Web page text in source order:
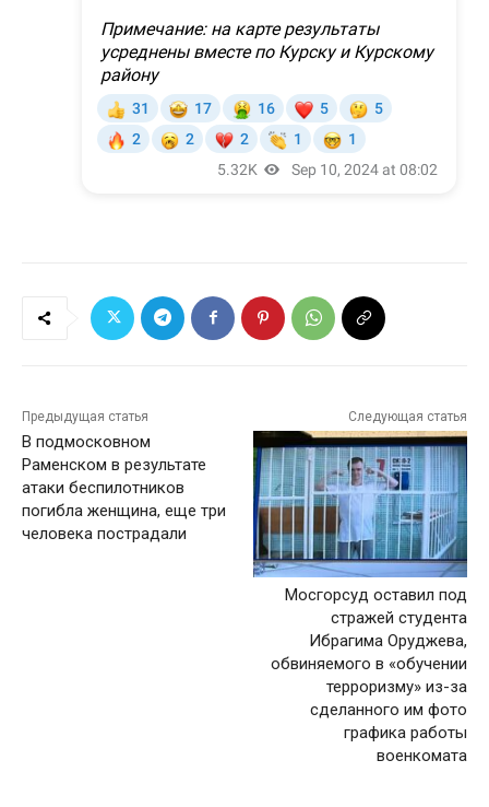
Предыдущая статья
В подмосковном
Раменском в результате
атаки беспилотников
погибла женщина, еще три
человека пострадали
Следующая статья
Мосгорсуд оставил под
стражей студента
Ибрагима Оруджева,
обвиняемого в «обучении
терроризму» из-за
сделанного им фото
графика работы
военкомата